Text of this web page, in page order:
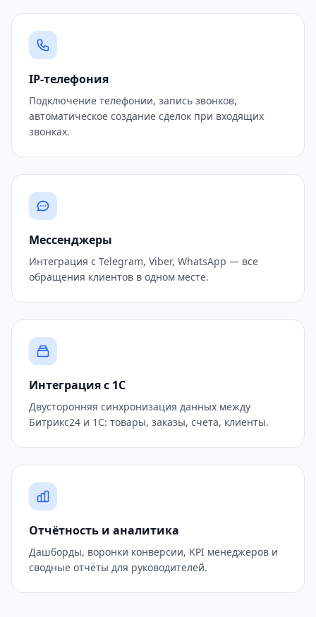
IP-телефония
Подключение телефонии, запись звонков,
автоматическое создание сделок при входящих
звонках.
Мессенджеры
Интеграция с Telegram, Viber, WhatsApp — все
обращения клиентов в одном месте.
Интеграция с 1С
Двусторонняя синхронизация данных между
Битрикс24 и 1С: товары, заказы, счета, клиенты.
Отчётность и аналитика
Дашборды, воронки конверсии, KPI менеджеров и
сводные отчёты для руководителей.